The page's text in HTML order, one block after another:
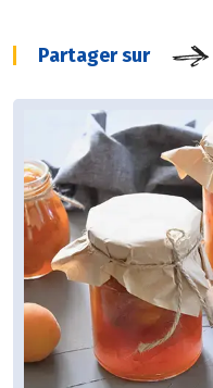
Partager sur